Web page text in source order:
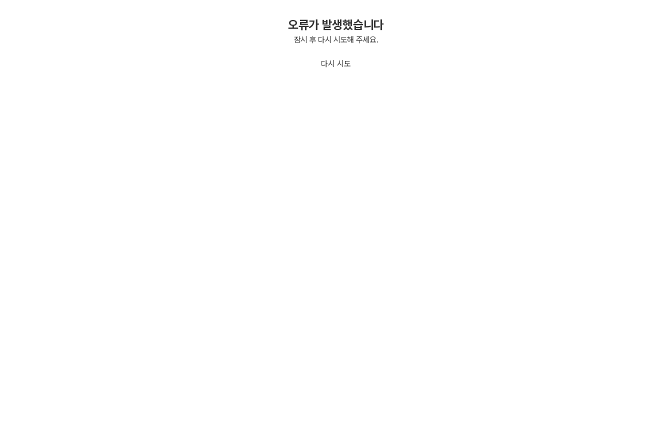
오류가 발생했습니다
잠시 후 다시 시도해 주세요.
다시 시도